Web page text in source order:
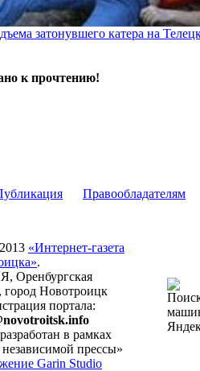
затонувшего катера на
к прочтению!
Правообладателям
«Интернет-газета
.
Оренбургская
город Новотроицк
портала:
в рамках
прессы»
Garin Studio